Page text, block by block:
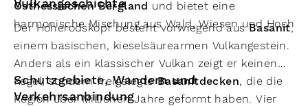
Osthessischen Bergland und bietet eine
harmonische Mischung aus Wald, Wiesen und
Vulkangeschichte
Der Hoherodskopf besteht vorwiegend ausBasanit,
einem basischen, kieselsäurearmen Vulkangestein.
Anders als ein klassischer Vulkan zeigt er keinen
Kegel, sondern freigelegteBasanitdecken, die die
Region über Millionen Jahre geformt haben. Vier
Schutzgebiete, Wandern und
Verkehrsanbindung